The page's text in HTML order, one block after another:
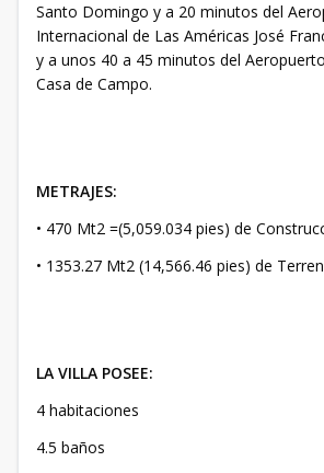
Santo Domingo y a 20 minutos del
Internacional de Las Américas José
y a unos 40 a 45 minutos del
Casa de Campo.
METRAJES:
• 470 Mt2 =(5,059.034 pies) de
• 1353.27 Mt2 (14,566.46 pies) de
LA VILLA POSEE:
4 habitaciones
4.5 baños